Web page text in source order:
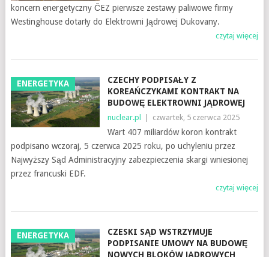
koncern energetyczny ČEZ pierwsze zestawy paliwowe firmy
Westinghouse dotarły do ​​Elektrowni Jądrowej Dukovany.
czytaj więcej
ENERGETYKA
CZECHY PODPISAŁY Z
KOREAŃCZYKAMI KONTRAKT NA
BUDOWĘ ELEKTROWNI JĄDROWEJ
nuclear.pl czwartek, 5 czerwca 2025
Wart 407 miliardów koron kontrakt
podpisano wczoraj, 5 czerwca 2025 roku, po uchyleniu przez
Najwyższy Sąd Administracyjny zabezpieczenia skargi wniesionej
przez francuski EDF.
czytaj więcej
ENERGETYKA
CZESKI SĄD WSTRZYMUJE
PODPISANIE UMOWY NA BUDOWĘ
NOWYCH BLOKÓW JĄDROWYCH